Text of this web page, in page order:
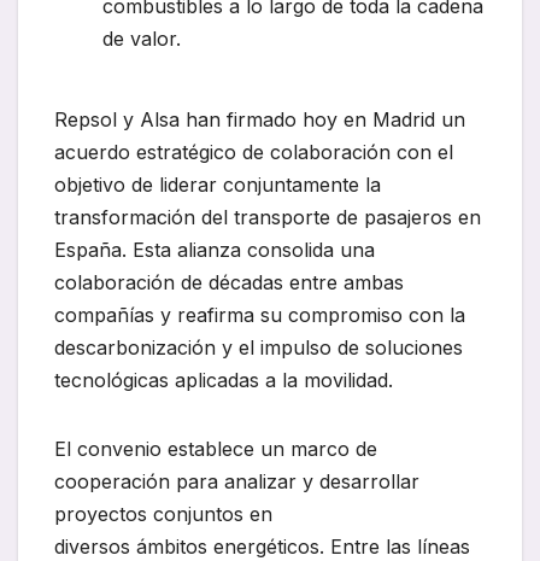
combustibles a lo largo de toda la cadena
de valor.
Repsol y Alsa han firmado hoy en Madrid un
acuerdo estratégico de colaboración con el
objetivo de liderar conjuntamente la
transformación del transporte de pasajeros en
España. Esta alianza consolida una
colaboración de décadas entre ambas
compañías y reafirma su compromiso con la
descarbonización y el impulso de soluciones
tecnológicas aplicadas a la movilidad.
El convenio establece un marco de
cooperación para analizar y desarrollar
proyectos conjuntos en
diversos ámbitos energéticos. Entre las líneas